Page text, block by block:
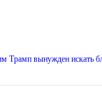
Трамп вынужден искать